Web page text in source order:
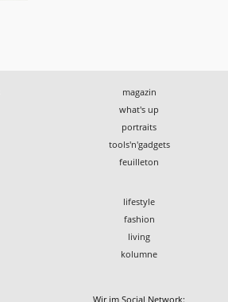
magazin
what's up
portraits
tools'n'gadgets
feuilleton
lifestyle
fashion
living
kolumne
Wir im Social Network: